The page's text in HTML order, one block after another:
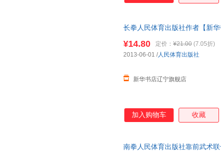
长拳人民体育出版社作者【新
¥14.80 定价： ¥21.00 (7.05折)
新华书店辽宁旗舰店
2013-06-01 /人民体育出版社
加入购物车 收藏
南拳人民体育出版社靠前武术